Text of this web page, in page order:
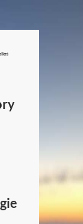
/
Canada